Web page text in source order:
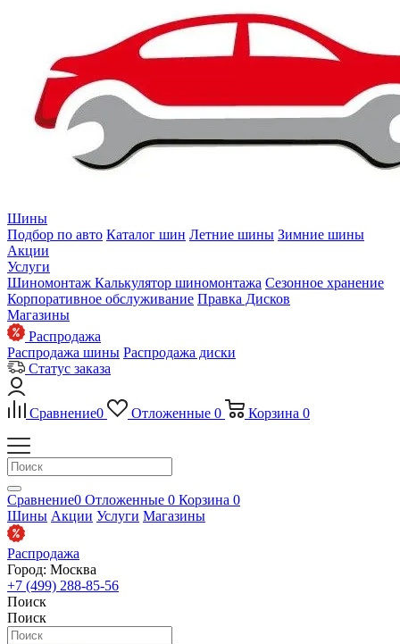
Шины
Подбор по авто Каталог шин Летние шины Зимние шины
Акции
Услуги
Шиномонтаж Калькулятор шиномонтажа Сезонное хранение
Корпоративное обслуживание Правка Дисков
Магазины
Распродажа
Распродажа шины Распродажа диски
Статус заказа
Сравнение0 Отложенные 0 Корзина 0
Сравнение0 Отложенные 0 Корзина 0
Шины Акции Услуги Магазины
Распродажа
Город: Москва
+7 (499) 288-85-56
Поиск
Поиск